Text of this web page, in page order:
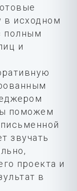
в исходном
полным
и
поможем
звучать
проекта и
в